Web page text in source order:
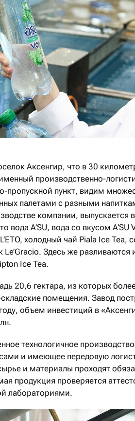
Аксенгир, что в 30
производственно-
пропускной пункт, видим
палетами с разными
компании, выпускается
вода A’SU, вода со вкусом
холодный чай Piala Ice
Le’Gracio. Здесь же разливаются
Ice Tea.
20,6 гектара, из которых
помещения. Завод
объем инвестиций в
технологичное
и имеющее передовую
и материалы проходят
продукция проверяется
лабораториями.